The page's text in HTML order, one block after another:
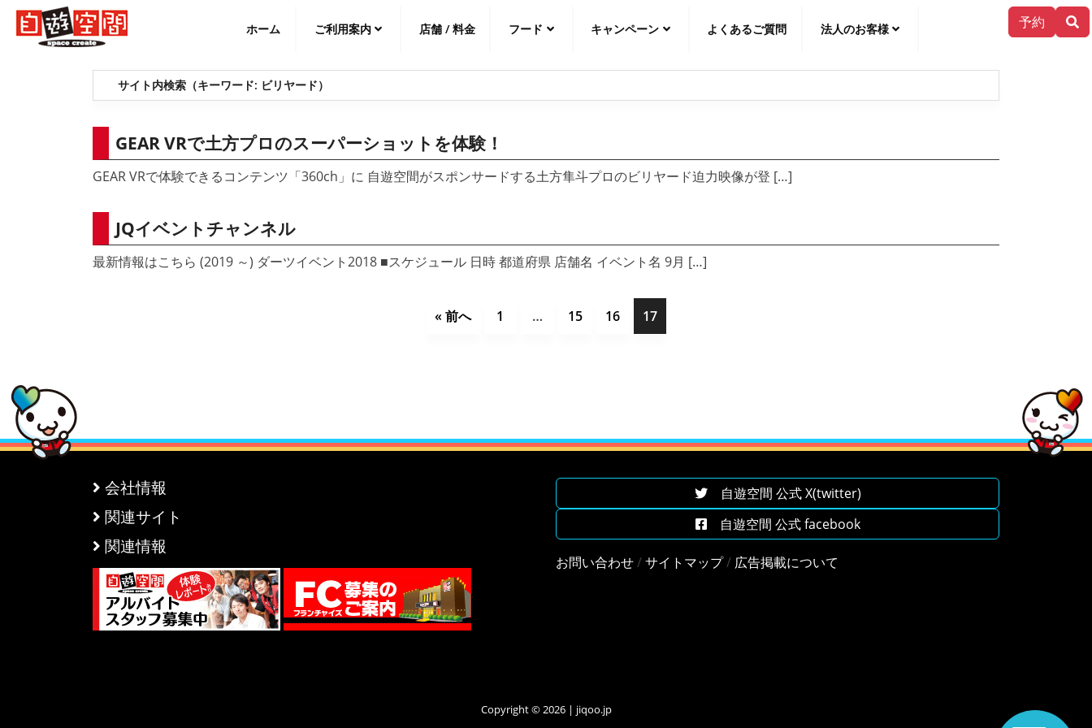
Skip
content
予約
ホーム ご利用案内 店舗 / 料金 フード キャンペーン よくあるご質問 法人のお客様
サイト内検索（キーワード: ビリヤード）
GEAR VRで土方プロのスーパーショットを体験！
GEAR VRで体験できるコンテンツ「360ch」に 自遊空間がスポンサードする土方隼斗プロのビリヤード迫力映像が登 […]
JQイベントチャンネル
最新情報はこちら (2019 ～) ダーツイベント2018 ■スケジュール 日時 都道府県 店舗名 イベント名 9月 […]
« 前へ 1 … 15 16 17
会社情報
関連サイト
関連情報
自遊空間 公式 X(twitter)
自遊空間 公式 facebook
お問い合わせ/サイトマップ/ 広告掲載について
Copyright © 2026 | jiqoo.jp
English